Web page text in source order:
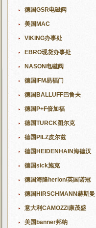
德国GSR电磁阀
美国MAC
VIKING办事处
EBRO现货办事处
NASON电磁阀
德国IFM易福门
德国BALLUFF巴鲁夫
德国P+F倍加福
德国TURCK图尔克
德国PILZ皮尔兹
德国HEIDENHAIN海德汉
德国sick施克
德国海隆herion/英国诺冠
德国HIRSCHMANN赫斯曼
意大利CAMOZZI康茂盛
美国banner邦纳